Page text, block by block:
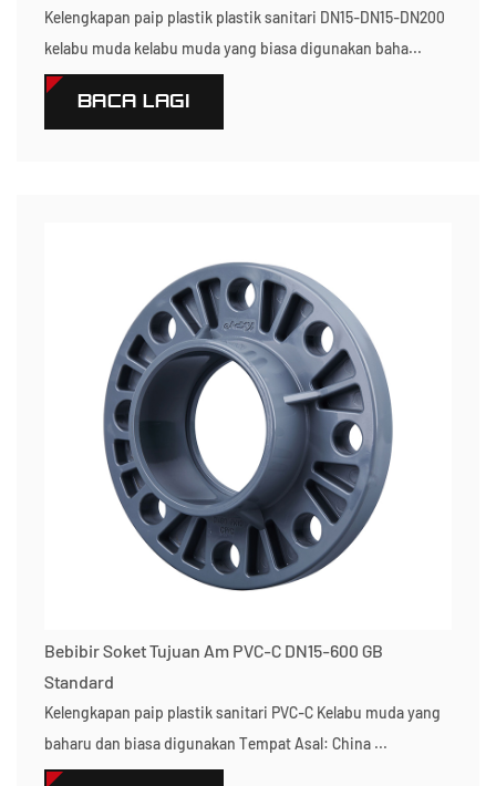
Kelengkapan paip plastik plastik sanitari DN15-DN15-DN200
kelabu muda kelabu muda yang biasa digunakan baha...
BACA LAGI
Bebibir Soket Tujuan Am PVC-C DN15-600 GB
Standard
Kelengkapan paip plastik sanitari PVC-C Kelabu muda yang
baharu dan biasa digunakan Tempat Asal: China ...